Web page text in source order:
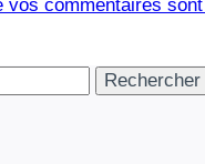
vos commentaires